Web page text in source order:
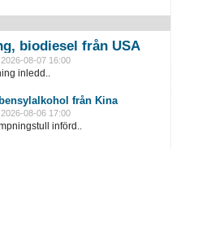
biodiesel från USA
08-07 16:00
inledd..
från Kina
08-06 17:00
införd..